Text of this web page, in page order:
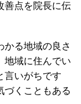
善点を院長に伝
かる地域の良さ
地域に住んでい
言いがちです
づくこともある